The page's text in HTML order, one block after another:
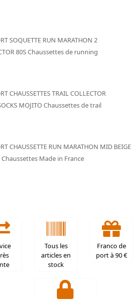
SOQUETTE RUN MARATHON 2
80S Chaussettes de running
CHAUSSETTES TRAIL COLLECTOR
MOJITO Chaussettes de trail
CHAUSSETTE RUN MARATHON MID BEIGE
Chaussettes Made in France
Tous les
articles en
stock
Franco de
port à 90 €